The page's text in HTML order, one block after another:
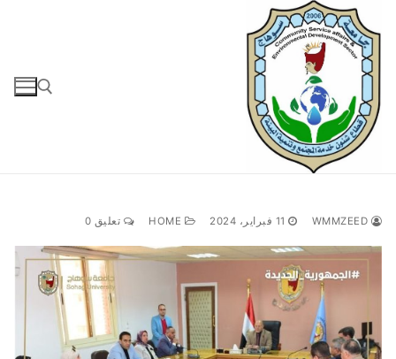
التجاوز
إلى
المحتوى
11 فبراير، 2024 تعليق 0